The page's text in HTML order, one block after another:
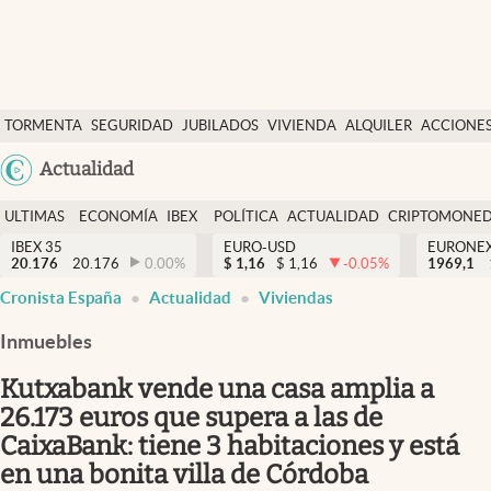
TORMENTA SEGURIDAD JUBILADOS VIVIENDA ALQUILER
USA
Actualidad
Economía y finanzas
Política
Actualidad
Criptomonedas
España
ULTIMAS
NOTICIAS
ECONOMÍA
FINANZAS
IBEX
EURO
POLÍTICA ACTUALIDAD
IBEX 35
20.176
20.176 0.00%
EURO-USD
$ 1,16 $ 1,16 -0.05%
1969,1
Cronista España Actualidad Viviendas
Inmuebles
Kutxabank vende una casa amplia a
26.173 euros que supera a las de
CaixaBank: tiene 3 habitaciones y está
en una bonita villa de Córdoba